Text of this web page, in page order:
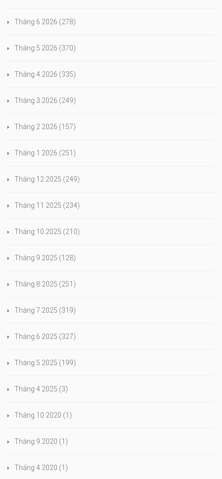
Tháng 6 2026 (278)
Tháng 5 2026 (370)
Tháng 4 2026 (335)
Tháng 3 2026 (249)
Tháng 2 2026 (157)
Tháng 1 2026 (251)
Tháng 12 2025 (249)
Tháng 11 2025 (234)
Tháng 10 2025 (210)
Tháng 9 2025 (128)
Tháng 8 2025 (251)
Tháng 7 2025 (319)
Tháng 6 2025 (327)
Tháng 5 2025 (199)
Tháng 4 2025 (3)
Tháng 10 2020 (1)
Tháng 9 2020 (1)
Tháng 4 2020 (1)